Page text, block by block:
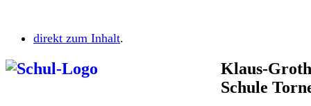
direkt zum Inhalt.
Klaus-
Schule